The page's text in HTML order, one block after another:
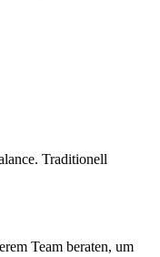
Traditionell
Team beraten, um